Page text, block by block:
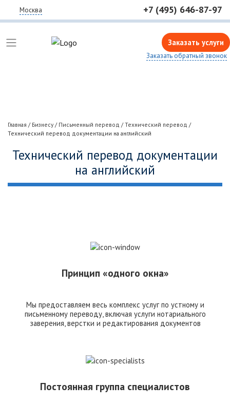
Москва +7 (495) 646-87-97
Заказать услуги
Заказать обратный звонок
Главная / Бизнесу / Письменный перевод /Технический перевод /
Технический перевод документации на английский
Технический перевод документации
на английский
Принцип «одного окна»
Мы предоставляем весь комплекс услуг по устному и
письменному переводу, включая услуги нотариального
заверения, верстки и редактирования документов
Постоянная группа специалистов